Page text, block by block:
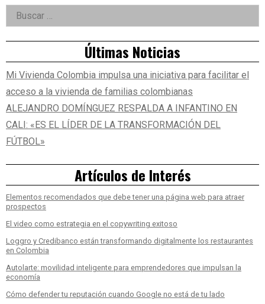
Right
Asides
Buscar:
Últimas Noticias
Mi Vivienda Colombia impulsa una iniciativa para facilitar el
acceso a la vivienda de familias colombianas
ALEJANDRO DOMÍNGUEZ RESPALDA A INFANTINO EN
CALI: «ES EL LÍDER DE LA TRANSFORMACIÓN DEL
FÚTBOL»
Artículos de Interés
Elementos recomendados que debe tener una página web para atraer
prospectos
El video como estrategia en el copywriting exitoso
Loggro y Credibanco están transformando digitalmente los restaurantes
en Colombia
Autolarte: movilidad inteligente para emprendedores que impulsan la
economía
Cómo defender tu reputación cuando Google no está de tu lado